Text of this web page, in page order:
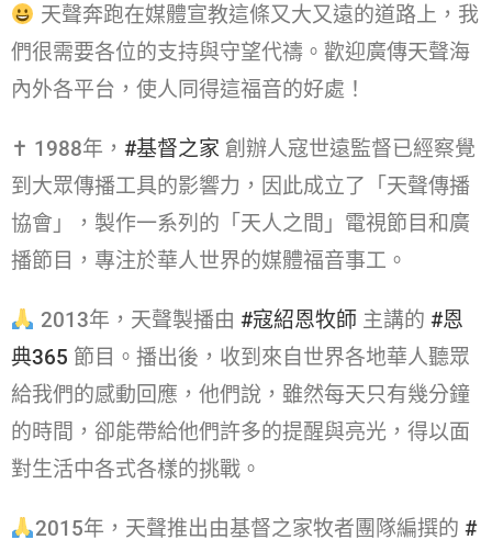
天聲奔跑在媒體宣教這條又大又遠的道路上，我
們很需要各位的支持與守望代禱。歡迎廣傳天聲海
內外各平台，使人同得這福音的好處！
✝ 1988年， #基督之家​ 創辦人寇世遠監督已經察覺
到大眾傳播工具的影響力，因此成立了「天聲傳播
協會」，製作一系列的「天人之間」電視節目和廣
播節目，專注於華人世界的媒體福音事工。
2013年，天聲製播由 #寇紹恩牧師​ 主講的 #恩
典365​ 節目。播出後，收到來自世界各地華人聽眾
給我們的感動回應，他們說，雖然每天只有幾分鐘
的時間，卻能帶給他們許多的提醒與亮光，得以面
對生活中各式各樣的挑戰。
2015年，天聲推出由基督之家牧者團隊編撰的 #